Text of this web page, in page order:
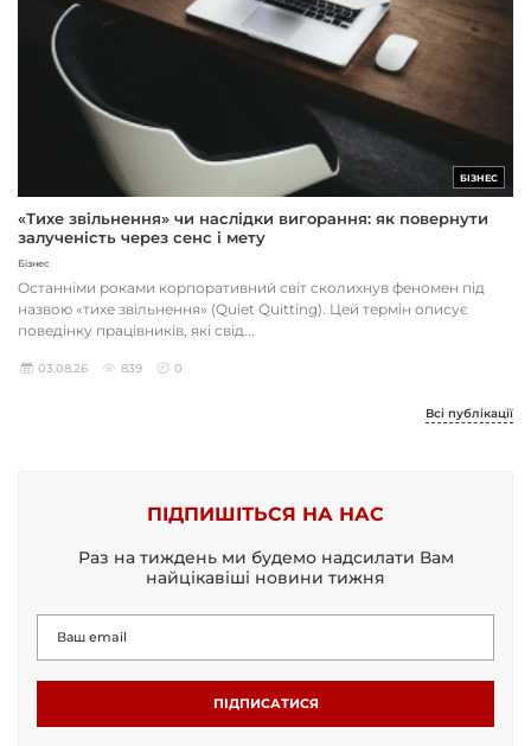
БІЗНЕС
«Тихе звільнення» чи наслідки вигорання: як повернути
залученість через сенс і мету
Бізнес
Останніми роками корпоративний світ сколихнув феномен під
назвою «тихе звільнення» (Quiet Quitting). Цей термін описує
поведінку працівників, які свід...
03.08.26 839 0
Всі публікації
ПІДПИШІТЬСЯ НА НАС
Раз на тиждень ми будемо надсилати Вам
найцікавіші новини тижня
ПІДПИСАТИСЯ